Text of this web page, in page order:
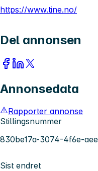
https://www.tine.no/
Del annonsen
Annonsedata
Rapporter annonse
Stillingsnummer
830be17a-3074-4f6e-
Sist endret